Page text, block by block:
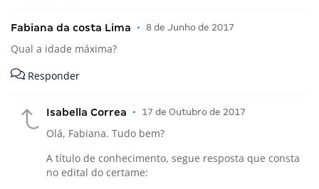
Fabiana da costa Lima • 8 de Junho de 2017
Qual a idade máxima?
Responder
Isabella Correa • 17 de Outubro de 2017
Olá, Fabiana. Tudo bem?
A título de conhecimento, segue resposta que consta
no edital do certame: